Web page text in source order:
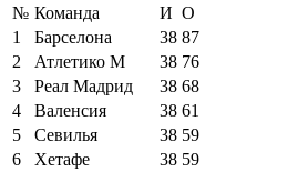
№ Команда И О
1
Барселона 38 87
2
Атлетико М 38 76
3
Реал Мадрид 38 68
4
Валенсия 38 61
5
Севилья 38 59
6
Хетафе 38 59